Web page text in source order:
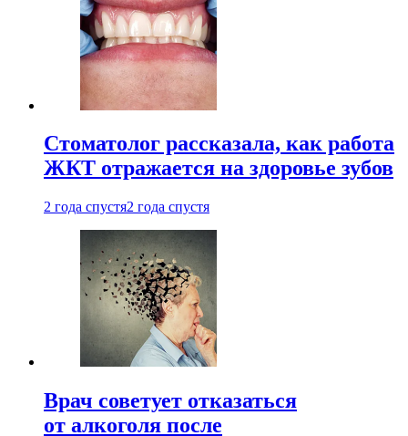
Стоматолог рассказала, как работа
ЖКТ отражается на здоровье зубов
2 года спустя2 года спустя
Врач советует отказаться
от алкоголя после